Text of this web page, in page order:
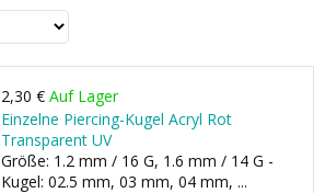
2,30 € Auf Lager
Einzelne Piercing-Kugel Acryl Rot
Transparent UV
Größe: 1.2 mm / 16 G, 1.6 mm / 14 G -
Kugel: 02.5 mm, 03 mm, 04 mm, ...